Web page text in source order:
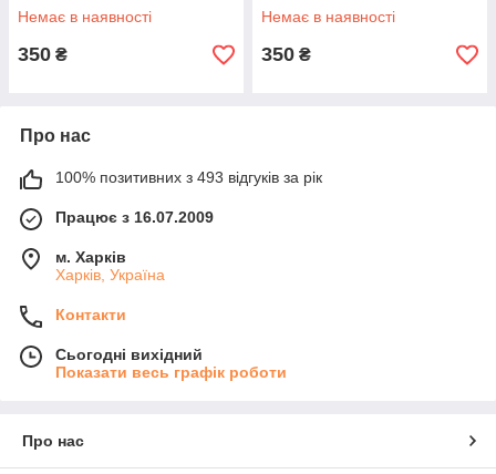
Немає в наявності
350 ₴
Немає в наявності
350 ₴
Про нас
100% позитивних з 493 відгуків за рік
Працює з 16.07.2009
м. Харків
Харків, Україна
Контакти
Сьогодні вихідний
Показати весь графік роботи
Про нас